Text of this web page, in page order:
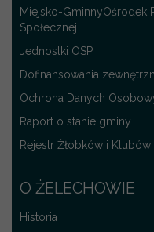
Miejsko-GminnyOśrodek
Społecznej
Jednostki OSP
Dofinansowania
Ochrona Danych
Raport o stanie gminy
Rejestr Żłobków i
O ŻELECHOWIE
Historia